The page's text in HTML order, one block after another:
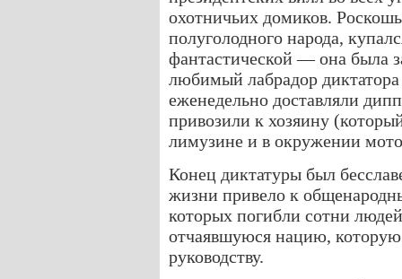
охотничьих домиков.
полуголодного народа,
фантастической — она была
любимый лабрадор
еженедельно доставляли
привозили к хозяину
лимузине и в окружении
Конец диктатуры был
жизни привело к
которых погибли сотни
отчаявшуюся нацию,
руководству.